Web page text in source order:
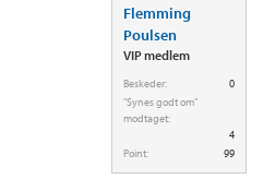
Flemming
Poulsen
VIP medlem
Beskeder:
0
"Synes godt om"
modtaget:
4
Point:
99